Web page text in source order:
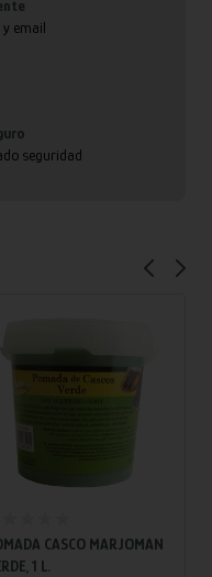
y email
seguridad
CASCO MARJOMAN
1 L.